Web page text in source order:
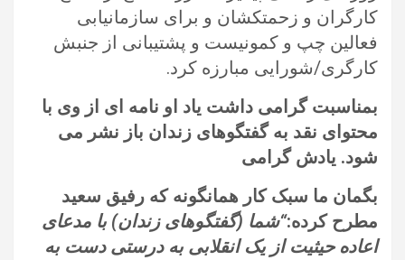
کارگران و زحمتکشان و برای سازمانیابی
فعالین چپ و کمونیست و پشتیبانی از جنبش
کارگری/شورایی مبارزه کرد.
بمناسبت گرامی داشت یاد او نامه ای از وی با
محتوای نقد به گفتگوهای زندان باز نشر می
شود. یادش گرامی
بگمان ما سبک کار همانگونه که رفیق سعید
مطرح کرده:“شما (گفتگوهای زندان) با مدعای
اعاده حیثیت از یک انقلابی به درستی دست به